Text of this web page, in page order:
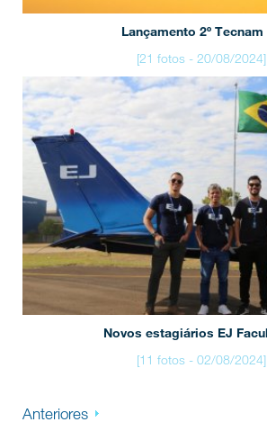
Lançamento 2º Tecnam
[21 fotos - 20/08/2024]
Novos estagiários EJ
[11 fotos - 02/08/2024]
Anteriores